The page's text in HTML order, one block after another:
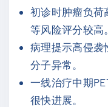
初诊时肿瘤负荷
等风险评分较高。
病理提示高侵袭
分子异常。
一线治疗中期
很快进展。